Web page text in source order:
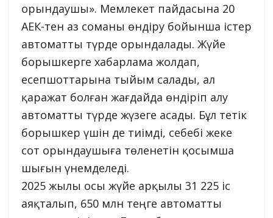
орындаушы». Мемлекет пайдасына 20
АЕК-тен аз соманы өндіру бойынша істер
автоматты түрде орындалады. Жүйе
борышкерге хабарлама жолдап,
есепшоттарына тыйым салады, ал
қаражат болған жағдайда өндіріп алу
автоматты түрде жүзеге асады. Бұл тетік
борышкер үшін де тиімді, себебі жеке
сот орындаушыға төленетін қосымша
шығын үнемделеді.
2025 жылы осы жүйе арқылы 31 225 іс
аяқталып, 650 млн теңге автоматты